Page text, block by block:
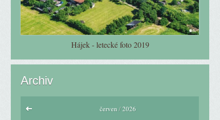
Hájek - letecké foto 2019
Archiv
červen /2026